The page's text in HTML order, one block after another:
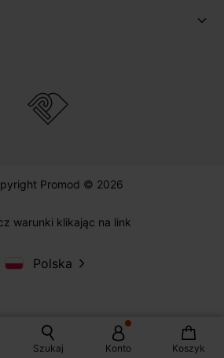
Szukaj Konto Koszyk
Promod © 2026
warunki klikając na link
Polska